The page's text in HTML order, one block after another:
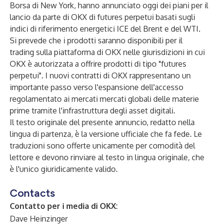
Borsa di New York, hanno annunciato oggi dei piani per il
lancio da parte di OKX di futures perpetui basati sugli
indici di riferimento energetici ICE del Brent e del WTI.
Si prevede che i prodotti saranno disponibili per il
trading sulla piattaforma di OKX nelle giurisdizioni in cui
OKX è autorizzata a offrire prodotti di tipo "futures
perpetui". I nuovi contratti di OKX rappresentano un
importante passo verso l'espansione dell'accesso
regolamentato ai mercati mercati globali delle materie
prime tramite l'infrastruttura degli asset digitali.
Il testo originale del presente annuncio, redatto nella
lingua di partenza, è la versione ufficiale che fa fede. Le
traduzioni sono offerte unicamente per comodità del
lettore e devono rinviare al testo in lingua originale, che
è l'unico giuridicamente valido.
Contacts
Contatto per i media di OKX:
Dave Heinzinger